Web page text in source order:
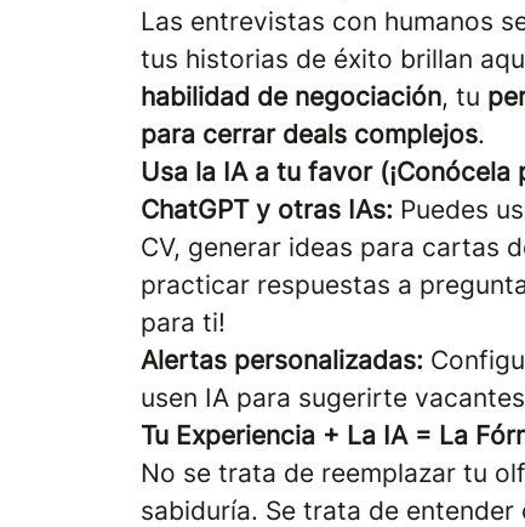
Las entrevistas con humanos
tus historias de éxito brillan
habilidad de negociación, tu
para cerrar deals complejos.
Usa la IA a tu favor (¡Conócela
ChatGPT y otras IAs: Puedes
CV, generar ideas para cartas
practicar respuestas a
para ti!
Alertas personalizadas:
usen IA para sugerirte
Tu Experiencia + La IA = La
No se trata de reemplazar tu
sabiduría. Se trata de